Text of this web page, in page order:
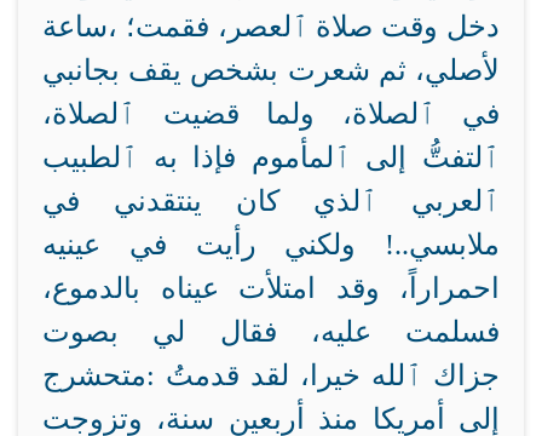
ساعة، دخل وقت صلاة ٱلعصر، فقمت؛
لأصلي، ثم شعرت بشخص يقف بجانبي
في ٱلصلاة، ولما قضيت ٱلصلاة،
ٱلتفتُّ إلى ٱلمأموم فإذا به ٱلطبيب
ٱلعربي ٱلذي كان ينتقدني في
ملابسي..! ولكني رأيت في عينيه
احمراراً، وقد امتلأت عيناه بالدموع،
فسلمت عليه، فقال لي بصوت
متحشرج: جزاك ٱلله خيرا، لقد قدمتُ
إلى أمريكا منذ أربعين سنة، وتزوجت